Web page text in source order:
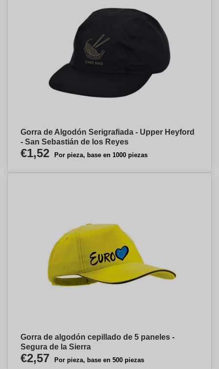
Gorra de Algodón Serigrafiada - Upper Heyford
- San Sebastián de los Reyes
€1,52 Por pieza, base en 1000 piezas
Gorra de algodón cepillado de 5 paneles -
Segura de la Sierra
€2,57 Por pieza, base en 500 piezas